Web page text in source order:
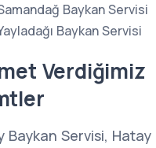
Baykan Servisi
Baykan Servisi
Verdiğimiz
Baykan Servisi, Hatay